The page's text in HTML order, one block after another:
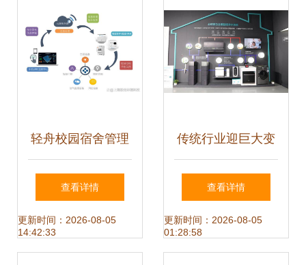
销售
轻舟校园宿舍管理
系统,打造互联网宿
管
查看详情
更新时间：2026-08-05
14:42:33
传统行业迎巨大变
革 云米全面开启全
屋互联网家电新时
查看详情
更新时间：2026-08-05
01:28:58